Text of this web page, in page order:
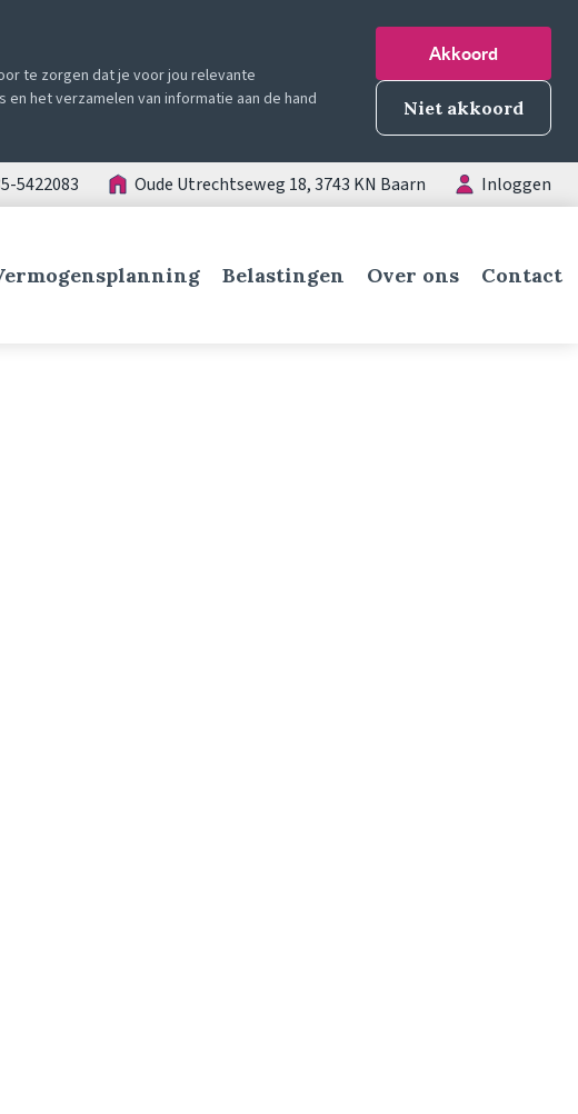
te zorgen dat je voor jou relevante
het verzamelen van informatie aan de hand
Akkoord
Niet akkoord
5422083 Oude Utrechtseweg 18, 3743 KN Baarn Inloggen
Belastingen Over ons Contact